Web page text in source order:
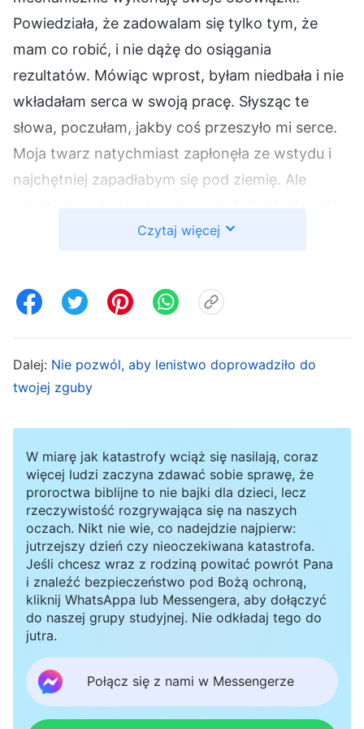
Powiedziała, że zadowalam się tylko tym, że
mam co robić, i nie dążę do osiągania
rezultatów. Mówiąc wprost, byłam niedbała i nie
wkładałam serca w swoją pracę. Słysząc te
słowa, poczułam, jakby coś przeszyło mi serce.
Moja twarz natychmiast zapłonęła ze wstydu i
najchętniej zapadłabym się pod ziemię. Ale
z siebie wszystkiego i rezultaty rzeczywiście się
samą siebie. Przypomniałam sobie hymn ze
słowami Bożymi, który słyszałam kilka dni
wcześniej: „Nawet jeśli coś ci się nie podoba lub
jeśli cierpisz z tego powodu albo jeśli podważa
doświadczyć, coś, czym Bóg dla ciebie
rozporządził i co dla ciebie zaplanował, dopóty
powinieneś się temu podporządkować i nie
możesz dokonywać żadnych wyborów”(Jak
dążyć do prawdy (2), w: Słowo, t. 6, O dążeniu do
prawdy) . Co dzień napotykam ludzi, wydarzenia i
sprawy, a Bóg na to wszystko przyzwala.
Powinnam przyjmować to od Niego i wyciągać
naukę. Pomodliłam się więc: „Boże, wiem, że to
przycinanie nie spotkało mnie przypadkiem, ale
Czytaj więcej
Dalej: Nie pozwól, aby lenistwo doprowadziło do
twojej zguby
W miarę jak katastrofy wciąż się nasilają, coraz
więcej ludzi zaczyna zdawać sobie sprawę, że
proroctwa biblijne to nie bajki dla dzieci, lecz
rzeczywistość rozgrywająca się na naszych
oczach. Nikt nie wie, co nadejdzie najpierw:
jutrzejszy dzień czy nieoczekiwana katastrofa.
Jeśli chcesz wraz z rodziną powitać powrót Pana
i znaleźć bezpieczeństwo pod Bożą ochroną,
kliknij WhatsAppa lub Messengera, aby dołączyć
do naszej grupy studyjnej. Nie odkładaj tego do
jutra.
Połącz się z nami w Messengerze